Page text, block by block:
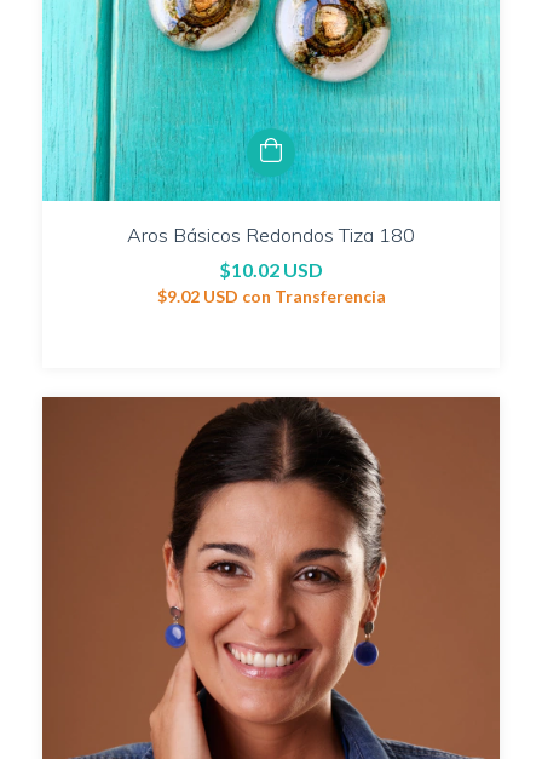
Aros Básicos Redondos Tiza 180
$10.02 USD
$9.02 USD con Transferencia